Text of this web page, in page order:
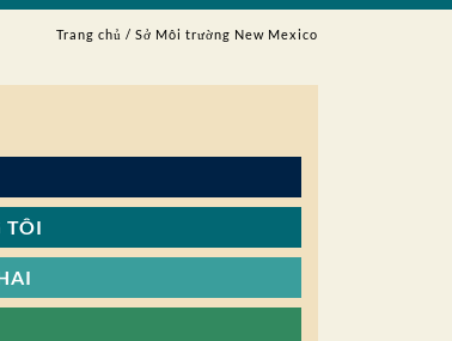
Trang chủ / Sở Môi trường New Mexico
TÔI